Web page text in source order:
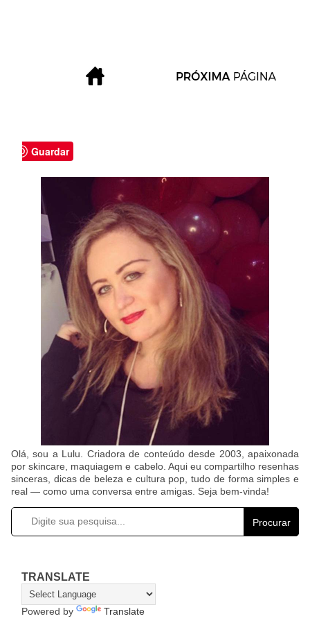
Guardar
Olá, sou a Lulu. Criadora de conteúdo desde 2003, apaixonada
por skincare, maquiagem e cabelo. Aqui eu compartilho resenhas
sinceras, dicas de beleza e cultura pop, tudo de forma simples e
real — como uma conversa entre amigas. Seja bem-vinda!
Procurar
TRANSLATE
Powered by Translate